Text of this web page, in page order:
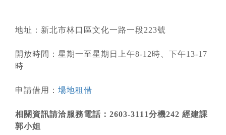
地址：新北市林口區文化一路一段223號
開放時間：星期一至星期日上午8-12時、下午13-17
時
申請借用： 場地租借
相關資訊請洽服務電話：2603-3111分機242 經建課
郭小姐